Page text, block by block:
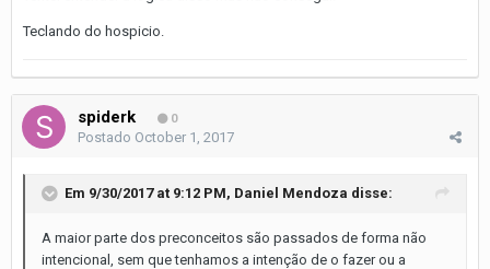
Teclando do hospicio.
spiderk 0
Postado October 1, 2017
Em 9/30/2017 at 9:12 PM, Daniel Mendoza disse:
A maior parte dos preconceitos são passados de forma não
intencional, sem que tenhamos a intenção de o fazer ou a